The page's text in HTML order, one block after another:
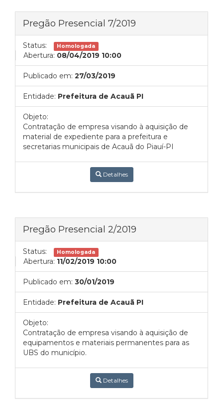
Pregão Presencial 7/2019
Status: Homologada
Abertura: 08/04/2019 10:00
Publicado em: 27/03/2019
Entidade: Prefeitura de Acauã PI
Objeto:
Contratação de empresa visando à aquisição de
material de expediente para a prefeitura e
secretarias municipais de Acauã do Piauí-PI
Detalhes
Pregão Presencial 2/2019
Status: Homologada
Abertura: 11/02/2019 10:00
Publicado em: 30/01/2019
Entidade: Prefeitura de Acauã PI
Objeto:
Contratação de empresa visando à aquisição de
equipamentos e materiais permanentes para as
UBS do município.
Detalhes